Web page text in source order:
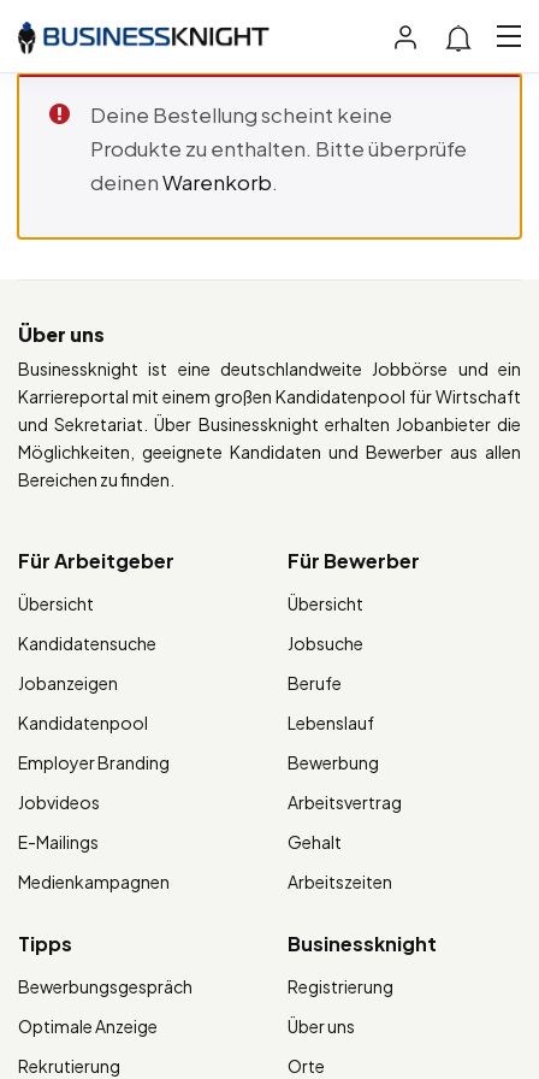
Deine Bestellung scheint keine
Produkte zu enthalten. Bitte überprüfe
deinenWarenkorb.
Über uns
Businessknight ist eine deutschlandweite Jobbörse und ein
Karriereportal mit einem großen Kandidatenpool für Wirtschaft
und Sekretariat. Über Businessknight erhalten Jobanbieter die
Möglichkeiten, geeignete Kandidaten und Bewerber aus allen
Bereichen zu finden.
Für Arbeitgeber
Übersicht
Kandidatensuche
Jobanzeigen
Kandidatenpool
Employer Branding
Jobvideos
E-Mailings
Medienkampagnen
Für Bewerber
Übersicht
Jobsuche
Berufe
Lebenslauf
Bewerbung
Arbeitsvertrag
Gehalt
Arbeitszeiten
Tipps
Bewerbungsgespräch
Optimale Anzeige
Rekrutierung
Businessknight
Registrierung
Über uns
Orte